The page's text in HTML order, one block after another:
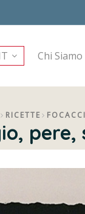
Chi Siamo
RICETTE
pere,